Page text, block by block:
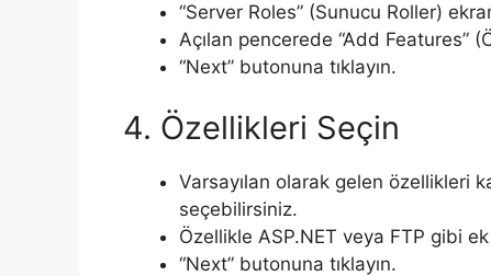
“Server Roles” (Sunucu Roller)
Açılan pencerede “Add Features”
“Next” butonuna tıklayın.
4. Özellikleri Seçin
Varsayılan olarak gelen özellikleri
seçebilirsiniz.
Özellikle ASP.NET veya FTP gibi
“Next” butonuna tıklayın.